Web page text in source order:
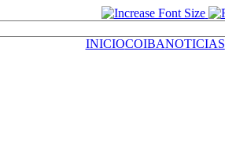
INICIOCOIBANOTICIAS